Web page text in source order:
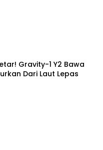
Gravity-1 Y2 Bawa
Dari Laut Lepas